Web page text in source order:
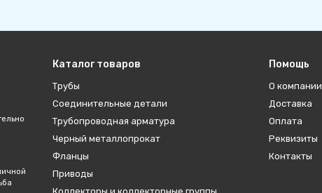
Каталог товаров
Трубы
Соединительные детали
Трубопроводная арматура
Черный металлопрокат
Фланцы
Приводы
Помощь
О компании
Доставка
Оплата
Реквизиты
Контакты